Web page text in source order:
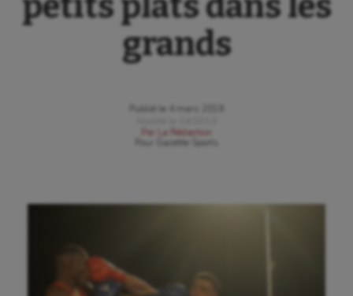
grands
Publié le
4 mars 2019
Par
La Rédaction
Gazette Sports